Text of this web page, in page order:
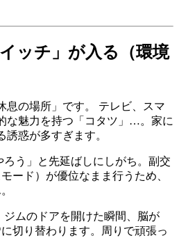
ッチ」が入る（環境
息の場所」です。 テレビ、スマ
な魅力を持つ「コタツ」…。家に
惑が多すぎます。
ろう」と先延ばしにしがち。副交
ード）が優位なまま行うため、
ジムのドアを開けた瞬間、脳が
切り替わります。周りで頑張っ